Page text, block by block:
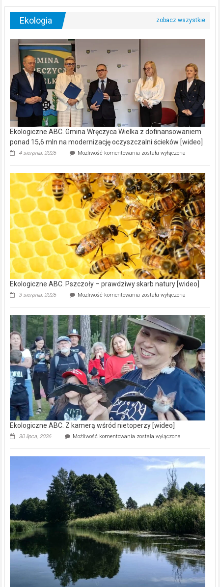
Ekologia
Ekologiczne ABC. Gmina Wręczyca Wielka z dofinansowaniem
ponad 15,6 mln na modernizację oczyszczalni ścieków [wideo]
4 sierpnia, 2026 Możliwość komentowania Ekologiczne
Wręczyca
Wielka
z
dofinansowaniem
ponad
15,6
mln
na
modernizację
oczyszczalni
ścieków
[wideo]
została wyłączona
Ekologiczne ABC. Pszczoły – prawdziwy skarb natury [wideo]
3 sierpnia, 2026 Możliwość komentowania Ekologiczne
–
prawdziwy
skarb
natury
[wideo]
została wyłączona
Ekologiczne ABC. Z kamerą wśród nietoperzy [wideo]
30 lipca, 2026 Możliwość komentowania Ekologiczne
kamerą
wśród
została wyłączona